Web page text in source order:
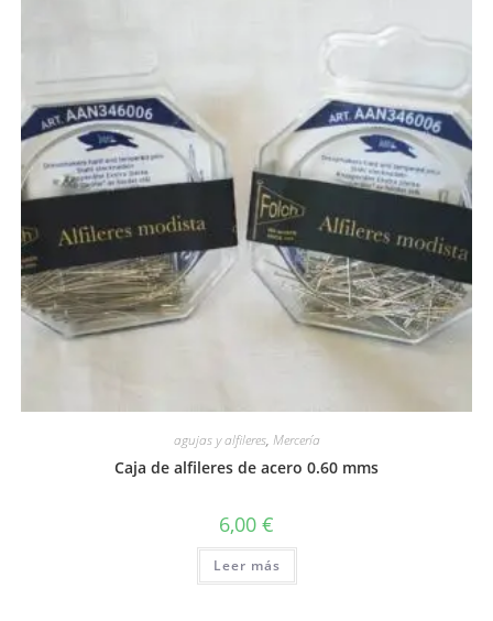
agujas y alfileres, Mercería
Caja de alfileres de acero 0.60 mms
6,00 €
Leer más